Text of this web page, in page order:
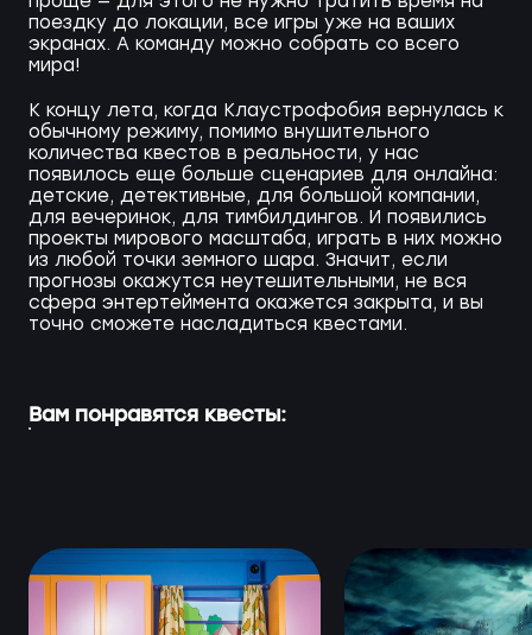
поездку до локации, все игры уже на ваших
экранах. А команду можно собрать со всего
мира!
К концу лета, когда Клаустрофобия вернулась к
обычному режиму, помимо внушительного
количества квестов в реальности, у нас
появилось еще больше сценариев для онлайна:
детские, детективные, для большой компании,
для вечеринок, для тимбилдингов. И появились
проекты мирового масштаба, играть в них можно
из любой точки земного шара. Значит, если
прогнозы окажутся неутешительными, не вся
сфера энтертеймента окажется закрыта, и вы
точно сможете насладиться квестами.
Вам понравятся квесты: